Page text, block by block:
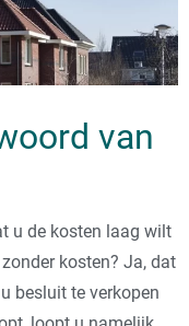
van
u de kosten laag wilt
kosten? Ja, dat
besluit te verkopen